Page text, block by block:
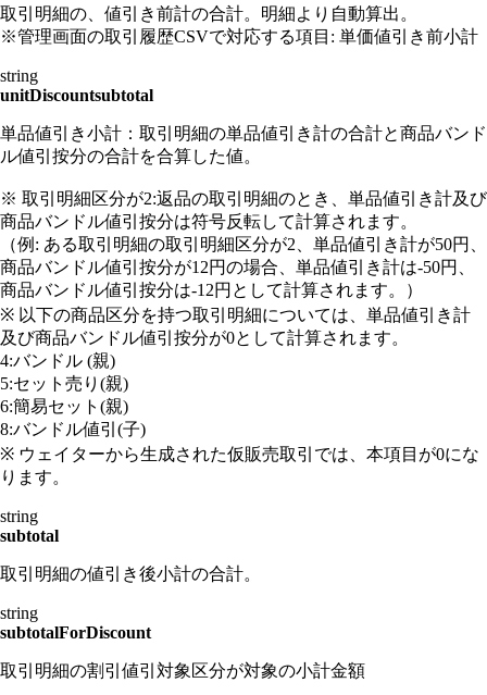
取引明細の、値引き前計の合計。明細より自動算出。
※管理画面の取引履歴CSVで対応する項目: 単価値引き前小計
string
unitDiscountsubtotal
単品値引き小計：取引明細の単品値引き計の合計と商品バンド
ル値引按分の合計を合算した値。
※ 取引明細区分が2:返品の取引明細のとき、単品値引き計及び
商品バンドル値引按分は符号反転して計算されます。
（例: ある取引明細の取引明細区分が2、単品値引き計が50円、
商品バンドル値引按分が12円の場合、単品値引き計は-50円、
商品バンドル値引按分は-12円として計算されます。）
※ 以下の商品区分を持つ取引明細については、単品値引き計
及び商品バンドル値引按分が0として計算されます。
4:バンドル (親)
5:セット売り(親)
6:簡易セット(親)
8:バンドル値引(子)
※ ウェイターから生成された仮販売取引では、本項目が0にな
ります。
string
subtotal
取引明細の値引き後小計の合計。
string
subtotalForDiscount
取引明細の割引値引対象区分が対象の小計金額